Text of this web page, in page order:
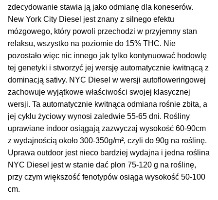
Inne Akcesoria
Informacje
menu
Blog
Rozwiń
menu
GRATIS
PROMOCJA 500 Plus
Harmonogram Outdoor
Formy i Koszt Wysyłki
zdecydowanie stawia ją jako odmianę dla koneserów.
New York City Diesel jest znany z silnego efektu
mózgowego, który powoli przechodzi w przyjemny stan
relaksu, wszystko na poziomie do 15% THC. Nie
pozostało więc nic innego jak tylko kontynuować hodowlę
tej genetyki i stworzyć jej wersję automatycznie kwitnącą z
dominacją sativy. NYC Diesel w wersji autofloweringowej
zachowuje wyjątkowe właściwości swojej klasycznej
wersji. Ta automatycznie kwitnąca odmiana rośnie zbita, a
jej cyklu życiowy wynosi zaledwie 55-65 dni. Rośliny
uprawiane indoor osiągają zazwyczaj wysokość 60-90cm
z wydajnością około 300-350g/m², czyli do 90g na roślinę.
Uprawa outdoor jest nieco bardziej wydajna i jedna roślina
NYC Diesel jest w stanie dać plon 75-120 g na roślinę,
przy czym większość fenotypów osiąga wysokość 50-100
cm.